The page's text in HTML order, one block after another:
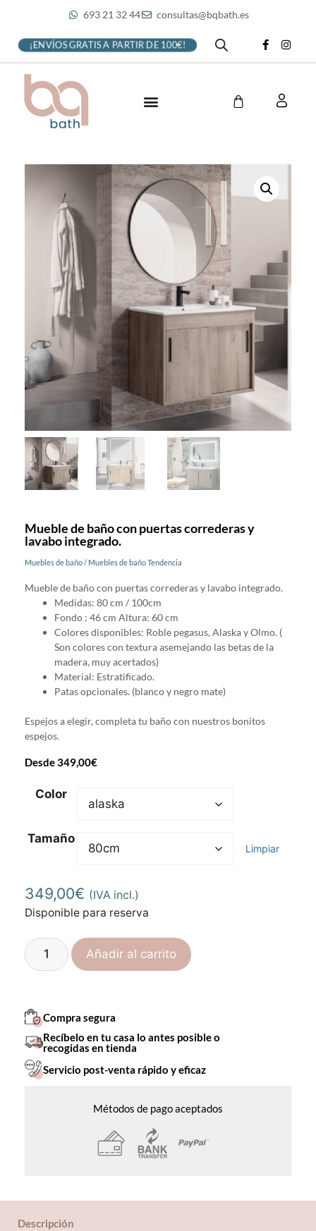
693 21 32 44 consultas@bqbath.es
¡ENVÍOS GRATIS A PARTIR DE 100€!
Mueble de baño con puertas correderas y
lavabo integrado.
Muebles de baño/ Muebles de baño Tendencia
Mueble de baño con puertas correderas y lavabo integrado.
Medidas: 80 cm / 100cm
Fondo : 46 cm Altura: 60 cm
Colores disponibles: Roble pegasus, Alaska y Olmo. (
Son colores con textura asemejando las betas de la
madera, muy acertados)
Material: Estratificado.
Patas opcionales. (blanco y negro mate)
Espejos a elegir, completa tu baño con nuestros bonitos
espejos.
Desde349,00€
Color
Tamaño
Limpiar
349,00€ (IVA incl.)
Disponible para reserva
Añadir al carrito
Compra segura
Recíbelo en tu casa lo antes posible o
recogidas en tienda
Servicio post-venta rápido y eficaz
Métodos de pago aceptados
Descripción